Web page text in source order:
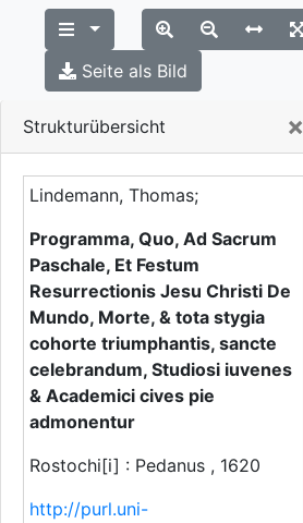
Strukturübersicht ×
Lindemann, Thomas;
Programma, Quo, Ad Sacrum
Paschale, Et Festum
Resurrectionis Jesu Christi De
Mundo, Morte, & tota stygia
cohorte triumphantis, sancte
celebrandum, Studiosi iuvenes
& Academici cives pie
admonentur
Rostochi[i] : Pedanus , 1620
http://purl.uni-
Seite als Bild